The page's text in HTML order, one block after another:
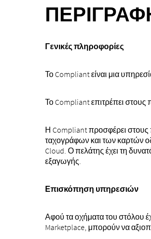
Γενικές πληροφορίες
Το Compliant είναι μια
Το Compliant επιτρέπει στους
Η Compliant προσφέρει στους
ταχογράφων και των καρτών
Cloud. Ο πελάτης έχει τη
εξαγωγής.
Επισκόπηση υπηρεσιών
Αφού τα οχήματα του στόλου
Marketplace, μπορούν να